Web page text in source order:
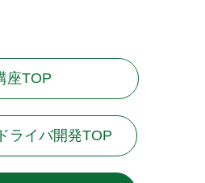
講座TOP
ライバ開発TOP